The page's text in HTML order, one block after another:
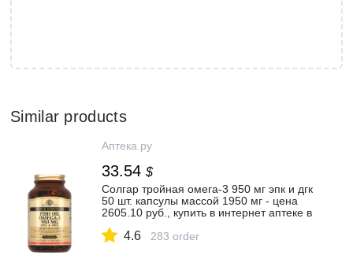
Similar products
Аптека.ру
33.54 $
Солгар тройная омега-3 950 мг эпк и дгк
50 шт. капсулы массой 1950 мг - цена
2605.10 руб., купить в интернет аптеке в
омега-3 950 мг эпк и дгк 50 шт. капсулы
4.6 283 order